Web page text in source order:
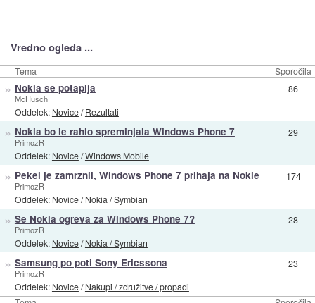
Vredno ogleda ...
Tema Sporočila
» Nokia se potaplja
McHusch
Oddelek: Novice/Rezultati
86
» Nokia bo le rahlo spreminjala Windows Phone 7
PrimozR
Oddelek: Novice/Windows Mobile
29
» Pekel je zamrznil, Windows Phone 7 prihaja na Nokie
PrimozR
Oddelek: Novice/Nokia / Symbian
174
» Se Nokia ogreva za Windows Phone 7?
PrimozR
Oddelek: Novice/Nokia / Symbian
28
» Samsung po poti Sony Ericssona
PrimozR
Oddelek: Novice/Nakupi / združitve / propadi
23